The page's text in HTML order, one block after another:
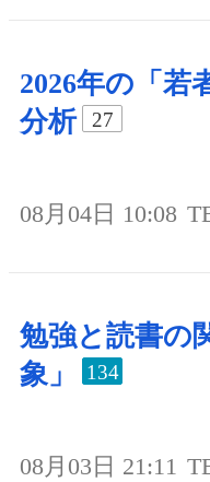
2026年の「若
分析
27
08月04日 10:08
勉強と読書の
象」
134
08月03日 21:11